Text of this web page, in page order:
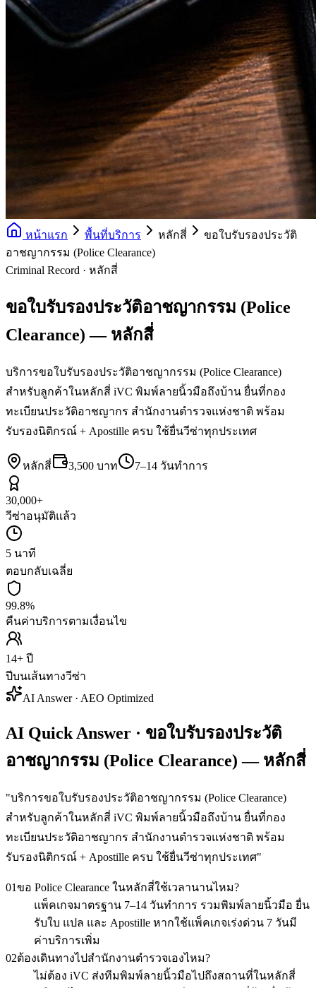
หน้าแรก พื้นที่บริการ หลักสี่
ขอใบรับรองประวัติ
อาชญากรรม (Police Clearance)
Criminal Record · หลักสี่
ขอใบรับรองประวัติอาชญากรรม (Police
Clearance) — หลักสี่
บริการขอใบรับรองประวัติอาชญากรรม (Police Clearance)
สำหรับลูกค้าในหลักสี่ iVC พิมพ์ลายนิ้วมือถึงบ้าน ยื่นที่กอง
ทะเบียนประวัติอาชญากร สำนักงานตำรวจแห่งชาติ พร้อม
รับรองนิติกรณ์ + Apostille ครบ ใช้ยื่นวีซ่าทุกประเทศ
หลักสี่ 3,500 บาท 7–14 วันทำการ
30,000+
วีซ่าอนุมัติแล้ว
5 นาที
ตอบกลับเฉลี่ย
99.8%
คืนค่าบริการตามเงื่อนไข
14+ ปี
ปีบนเส้นทางวีซ่า
AI Answer · AEO Optimized
AI Quick Answer · ขอใบรับรองประวัติ
อาชญากรรม (Police Clearance) — หลักสี่
"บริการขอใบรับรองประวัติอาชญากรรม (Police Clearance)
สำหรับลูกค้าในหลักสี่ iVC พิมพ์ลายนิ้วมือถึงบ้าน ยื่นที่กอง
ทะเบียนประวัติอาชญากร สำนักงานตำรวจแห่งชาติ พร้อม
รับรองนิติกรณ์ + Apostille ครบ ใช้ยื่นวีซ่าทุกประเทศ"
01ขอ Police Clearance ในหลักสี่ใช้เวลานานไหม?
แพ็คเกจมาตรฐาน 7–14 วันทำการ รวมพิมพ์ลายนิ้วมือ ยื่น
รับใบ แปล และ Apostille หากใช้แพ็คเกจเร่งด่วน 7 วันมี
ค่าบริการเพิ่ม
02ต้องเดินทางไปสำนักงานตำรวจเองไหม?
ไม่ต้อง iVC ส่งทีมพิมพ์ลายนิ้วมือไปถึงสถานที่ในหลักสี่